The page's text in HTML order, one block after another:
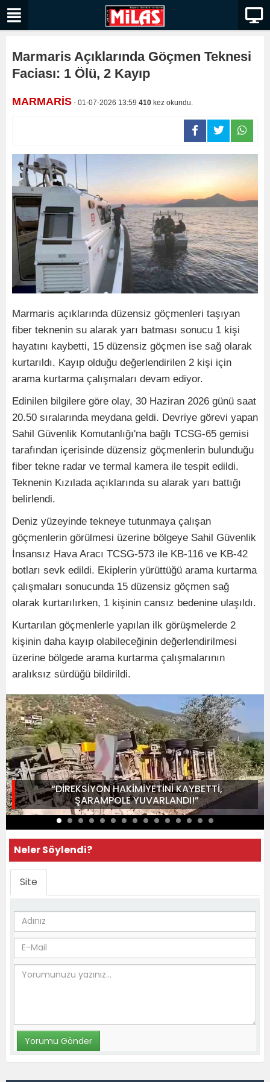
Marmaris Açıklarında Göçmen Teknesi
Faciası: 1 Ölü, 2 Kayıp
MARMARİS - 01-07-2026 13:59 410 kez okundu.
Marmaris açıklarında düzensiz göçmenleri taşıyan
fiber teknenin su alarak yarı batması sonucu 1 kişi
hayatını kaybetti, 15 düzensiz göçmen ise sağ olarak
kurtarıldı. Kayıp olduğu değerlendirilen 2 kişi için
arama kurtarma çalışmaları devam ediyor.
Edinilen bilgilere göre olay, 30 Haziran 2026 günü saat
20.50 sıralarında meydana geldi. Devriye görevi yapan
Sahil Güvenlik Komutanlığı'na bağlı TCSG-65 gemisi
tarafından içerisinde düzensiz göçmenlerin bulunduğu
fiber tekne radar ve termal kamera ile tespit edildi.
Teknenin Kızılada açıklarında su alarak yarı battığı
belirlendi.
Deniz yüzeyinde tekneye tutunmaya çalışan
göçmenlerin görülmesi üzerine bölgeye Sahil Güvenlik
İnsansız Hava Aracı TCSG-573 ile KB-116 ve KB-42
botları sevk edildi. Ekiplerin yürüttüğü arama kurtarma
çalışmaları sonucunda 15 düzensiz göçmen sağ
olarak kurtarılırken, 1 kişinin cansız bedenine ulaşıldı.
Kurtarılan göçmenlerle yapılan ilk görüşmelerde 2
kişinin daha kayıp olabileceğinin değerlendirilmesi
üzerine bölgede arama kurtarma çalışmalarının
aralıksız sürdüğü bildirildi.
“DİREKSİYON HAKİMİYETİNİ KAYBETTİ,
ŞARAMPOLE YUVARLANDI!”
Neler Söylendi?
Site